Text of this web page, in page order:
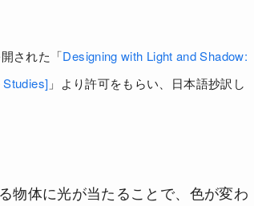
された「Designing with Light and Shadow:
」より許可をもらい、日本語抄訳し
物体に光が当たることで、色が変わ